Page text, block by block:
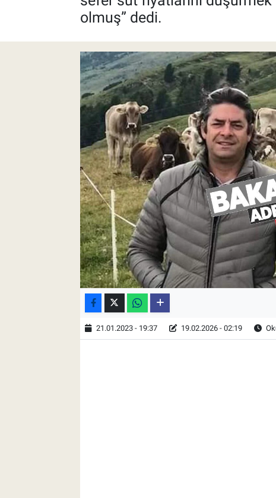
olmuş” dedi.
21.01.2023 - 19:37 19.02.2026 - 02:19
Pankobirlik
Et fiyatları
Tarım Bilgisi
Yetiştirici Soruyor
Dünyada Tarım
Üretici Birlikleri
Şeker ve Şekerli Mamüller
Tahıllar ve Baklagiller